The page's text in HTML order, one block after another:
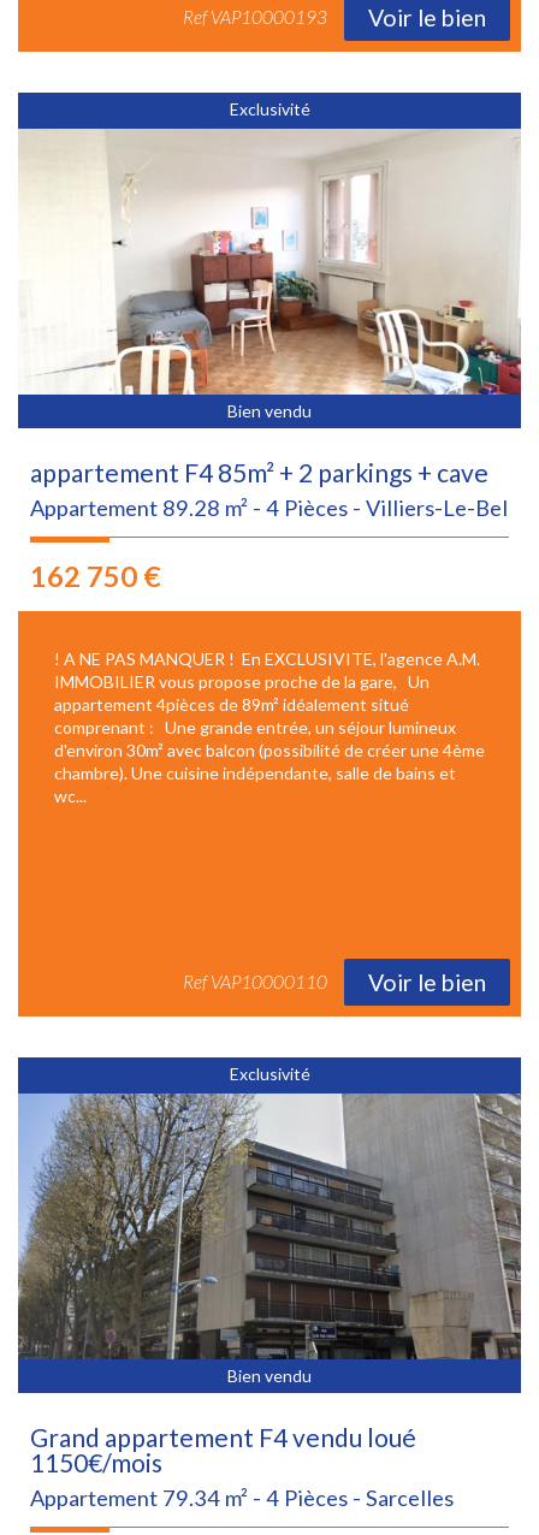
RefVAP10000193 Voir le bien
Bien vendu
Exclusivité
appartement F4 85m² + 2 parkings + cave
Appartement 89.28 m² - 4 Pièces - Villiers-Le-Bel
162 750 €
! A NE PAS MANQUER ! En EXCLUSIVITE, l'agence A.M.
IMMOBILIER vous propose proche de la gare, Un
appartement 4pièces de 89m² idéalement situé
comprenant : Une grande entrée, un séjour lumineux
d'environ 30m² avec balcon (possibilité de créer une 4ème
chambre). Une cuisine indépendante, salle de bains et
wc...
RefVAP10000110 Voir le bien
Bien vendu
Exclusivité
Grand appartement F4 vendu loué
1150€/mois
Appartement 79.34 m² - 4 Pièces - Sarcelles